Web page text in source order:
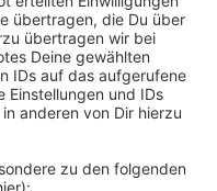
"Notruf Entlastung
ein 100-Tage-
Der
hat aber immer noch
Ab Mai könnten